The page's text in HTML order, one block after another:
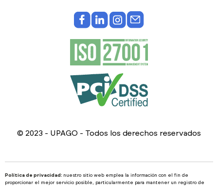
© 2023 - UPAGO - Todos los derechos reservados
Política de privacidad: nuestro sitio web emplea la información con el fin de
proporcionar el mejor servicio posible, particularmente para mantener un registro de